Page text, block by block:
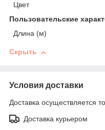
Цвет
Пользовательские
Длина (м)
Скрыть
Условия доставки
Доставка осуществляется
Доставка курьером